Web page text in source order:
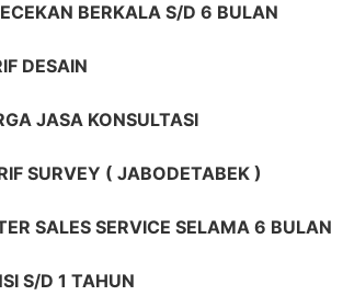
BERKALA S/D 6 BULAN
DESAIN
JASA KONSULTASI
SURVEY ( JABODETABEK )
SALES SERVICE SELAMA 6 BULAN
S/D 1 TAHUN